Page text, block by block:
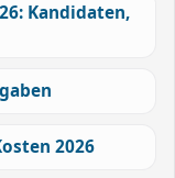
Kandidaten,
2026